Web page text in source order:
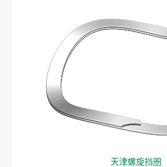
天津螺旋挡圈